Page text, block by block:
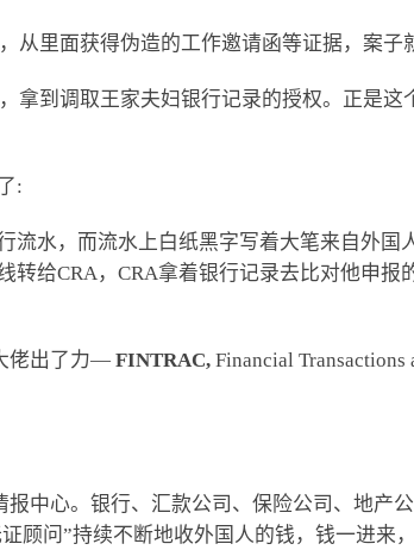
从里面获得伪造的工作邀请函等证据，案
拿到调取王家夫妇银行记录的授权。正是
:
流水，而流水上白纸黑字写着大笔来自外
转给CRA，CRA拿着银行记录去比对他申
佬出了力— FINTRAC, Financial Transactions
中心。银行、汇款公司、保险公司、地产
顾问”持续不断地收外国人的钱，钱一进来